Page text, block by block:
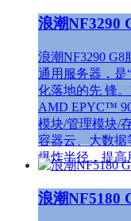
浪潮NF3290
浪潮NF3290
通用服务器，是
化落地的先 锋
AMD EPYC™
模块/管理模块/
容器云、大数
爆炸半径，提高
浪潮NF5180